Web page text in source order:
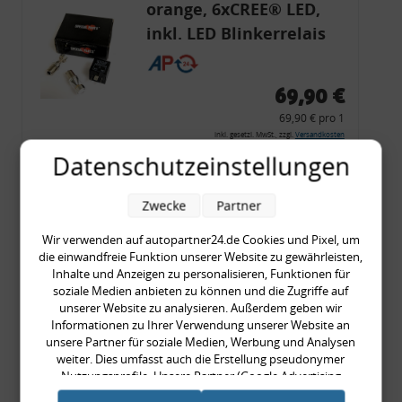
orange, 6xCREE® LED,
inkl. LED Blinkerrelais
CF 14
69,90 €
69,90 € pro 1
inkl. gesetzl. MwSt., zzgl. Versandkosten
Merkzettel
Zum Artikel
Rückleuchtenband mit
Blinker, rot, US-Ecken,
Audi 80 Cabrio, Typ 89,
OE-Nr.: 8G0945225 +
8G0945225C
999,99 €
Datenschutzeinstellungen
Wir verwenden auf autopartner24.de Cookies und Pixel, um
die einwandfreie Funktion unserer Website zu gewährleisten,
Inhalte und Anzeigen zu personalisieren, Funktionen für
soziale Medien anbieten zu können und die Zugriffe auf
unserer Website zu analysieren. Außerdem geben wir
Informationen zu Ihrer Verwendung unserer Website an
unsere Partner für soziale Medien, Werbung und Analysen
weiter. Dies umfasst auch die Erstellung pseudonymer
Nutzungsprofile. Unsere Partner (Google Advertising
Products) führen diese Informationen möglicherweise mit
Zwecke Partner